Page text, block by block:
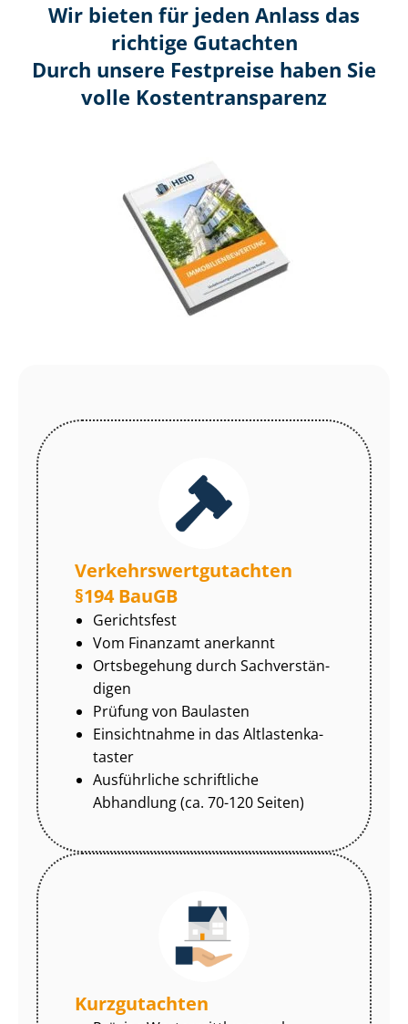
Wir bieten für jeden Anlass das
richtige Gutachten
Durch unsere Festpreise haben Sie
volle Kosten­transparenz
Ver­kehrs­wert­gut­ach­ten
§194 BauGB
Gerichtsfest
Vom Finanzamt anerkannt
Ortsbegehung durch Sach­ver­stän­
di­gen
Prüfung von Baulasten
Einsichtnahme in das Alt­las­ten­ka­
tas­ter
Ausführliche schriftliche
Abhandlung (ca. 70-120 Seiten)
Kurzgutachten